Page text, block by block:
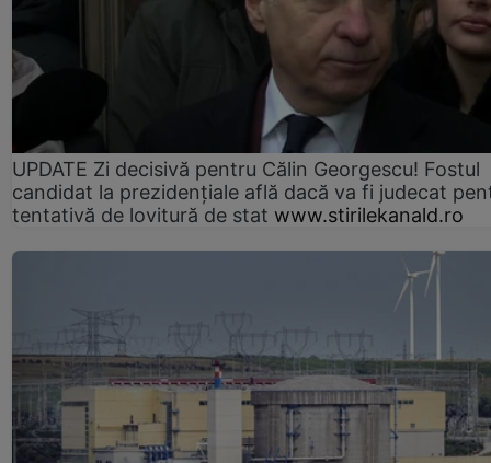
UPDATE Zi decisivă pentru Călin Georgescu! Fostul
candidat la prezidențiale află dacă va fi judecat
tentativă de lovitură de stat www.stirilekanald.ro